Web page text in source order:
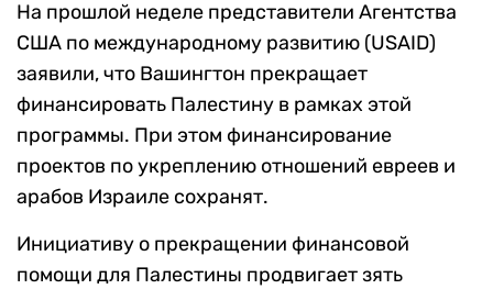
На прошлой неделе представители Агентства
США по международному развитию (USAID)
заявили, что Вашингтон прекращает
финансировать Палестину в рамках этой
программы. При этом финансирование
проектов по укреплению отношений евреев и
арабов Израиле сохранят.
Инициативу о прекращении финансовой
помощи для Палестины продвигает зять